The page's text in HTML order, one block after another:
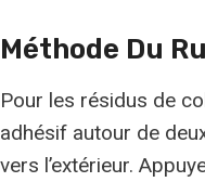
Méthode Du
Pour les résidus de
adhésif autour de
vers l’extérieur.